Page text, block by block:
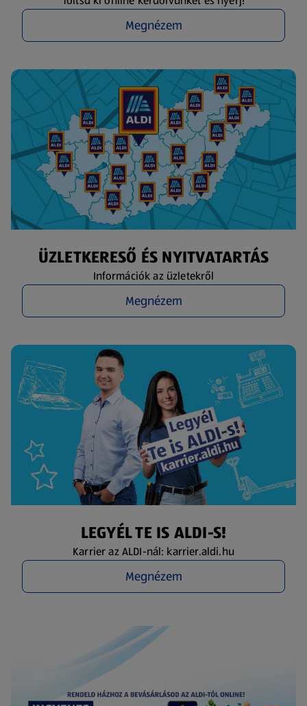
Megnézem
ÜZLETKERESŐ ÉS NYITVATARTÁS
Információk az üzletekről
Megnézem
LEGYÉL TE IS ALDI-S!
Karrier az ALDI-nál: karrier.aldi.hu
Megnézem